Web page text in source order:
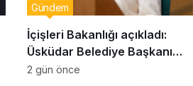
İçişleri Bakanlığı açıkladı:
Üsküdar Belediye Başkanı
Sinem Dedetaş görevden
Gündem
2 gün önce